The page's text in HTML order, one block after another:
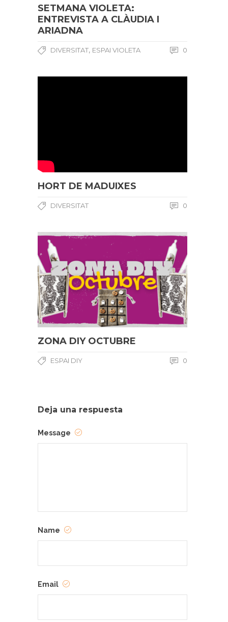
SETMANA VIOLETA:
ENTREVISTA A CLÀUDIA I
ARIADNA
DIVERSITAT, ESPAI VIOLETA 0
HORT DE MADUIXES
DIVERSITAT 0
ZONA DIY OCTUBRE
ESPAI DIY 0
Deja una respuesta
Message
Name
Email